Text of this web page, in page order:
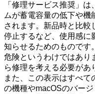
「修理サービス推奨」
ムが蓄電容量の低下や
されます。新品時と比較
停止するなど、使用感に
知らせるためのものです
危険というわけではあり
ら修理を考える必要があ
また、この表示はすべ
の機種やmacOSのバー